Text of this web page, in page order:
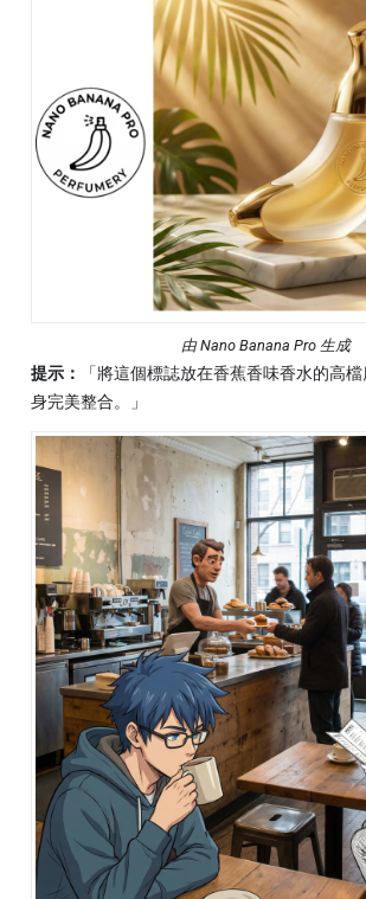
由 Nano Banana Pro 生成
提示：
「將這個標誌放在香蕉香味香水的高
身完美整合。」